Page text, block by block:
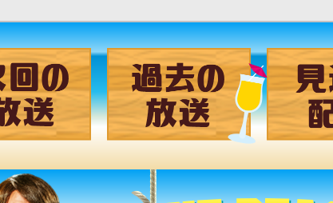
ャンネル 次回の放送 過去の放送